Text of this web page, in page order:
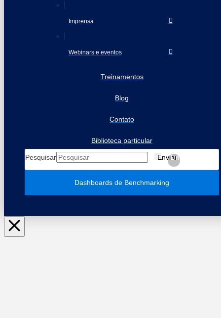
Imprensa
Webinars e eventos
Treinamentos
Blog
Contato
Biblioteca particular
Pesquisar EnviarLimpar
Dashboards de Benchmarking